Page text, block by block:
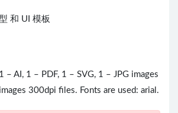
和 UI 模板
– AI, 1 – PDF, 1 – SVG, 1 – JPG images
300dpi files. Fonts are used: arial.